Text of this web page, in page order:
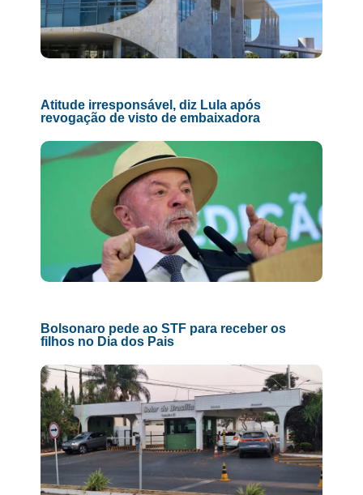
Atitude irresponsável, diz Lula após
revogação de visto de embaixadora
Bolsonaro pede ao STF para receber os
filhos no Dia dos Pais